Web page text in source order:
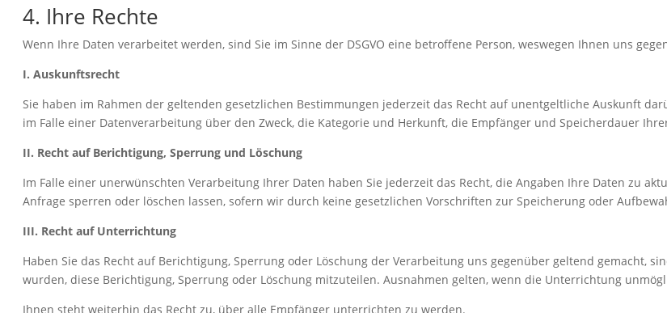
4. Ihre Rechte
Wenn Ihre Daten verarbeitet werden, sind Sie im Sinne der DSGVO eine betroffene Person, weswegen Ihnen uns
I. Auskunftsrecht
Sie haben im Rahmen der geltenden gesetzlichen Bestimmungen jederzeit das Recht auf unentgeltliche Auskunft
im Falle einer Datenverarbeitung über den Zweck, die Kategorie und Herkunft, die Empfänger und Speicherdauer
II. Recht auf Berichtigung, Sperrung und Löschung
Im Falle einer unerwünschten Verarbeitung Ihrer Daten haben Sie jederzeit das Recht, die Angaben Ihre Daten zu
Anfrage sperren oder löschen lassen, sofern wir durch keine gesetzlichen Vorschriften zur Speicherung oder
III. Recht auf Unterrichtung
Haben Sie das Recht auf Berichtigung, Sperrung oder Löschung der Verarbeitung uns gegenüber geltend gemacht,
wurden, diese Berichtigung, Sperrung oder Löschung mitzuteilen. Ausnahmen gelten, wenn die Unterrichtung
Ihnen steht weiterhin das Recht zu, über alle Empfänger unterrichten zu werden.